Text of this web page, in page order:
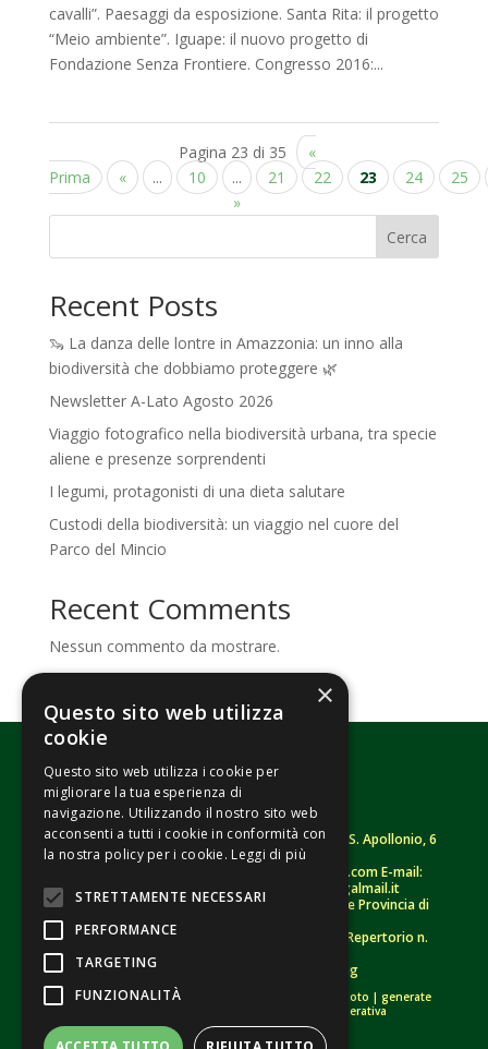
cavalli”. Paesaggi da esposizione. Santa Rita: il progetto
“Meio ambiente”. Iguape: il nuovo progetto di
Fondazione Senza Frontiere. Congresso 2016:...
Pagina 23 di 35
«
Prima
« ... 10 ... 21 22 23 24
25
»
Cerca
Recent Posts
🦦 La danza delle lontre in Amazzonia: un inno alla
biodiversità che dobbiamo proteggere 🌿
Newsletter A-Lato Agosto 2026
Viaggio fotografico nella biodiversità urbana, tra specie
aliene e presenze sorprendenti
I legumi, protagonisti di una dieta salutare
Custodi della biodiversità: un viaggio nel cuore del
Parco del Mincio
Recent Comments
Nessun commento da mostrare.
Fondazione Senza Frontiere – ETS |Strada S. Apollonio, 6
– 46042 Castel Goffredo (MN)
– Sito: www.senzafrontiere.com E-mail:
tenuapol@gmail.com– Pec:tenuapol@legalmail.it
C. F. 90008460207 – Registro persone giuridiche Provincia di
Mantova n. 243 (sospeso)
Registro Unico Nazionale del Terzo Settore – Repertorio n.
Informativa Privacy
Whistleblowing
Crediti immagini:di proprietà esclusiva | bigstockphoto | generate
tramite modelli di Intelligenza Artificiale Generativa
×
Questo sito web utilizza
cookie
Questo sito web utilizza i cookie per
migliorare la tua esperienza di
navigazione. Utilizzando il nostro sito web
acconsenti a tutti i cookie in conformità con
la nostra policy per i cookie. Leggi di più
STRETTAMENTE NECESSARI
PERFORMANCE
TARGETING
FUNZIONALITÀ